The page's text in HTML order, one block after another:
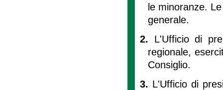
le minoranze.
generale.
2. L'Ufficio di
regionale,
Consiglio.
3. L'Ufficio di